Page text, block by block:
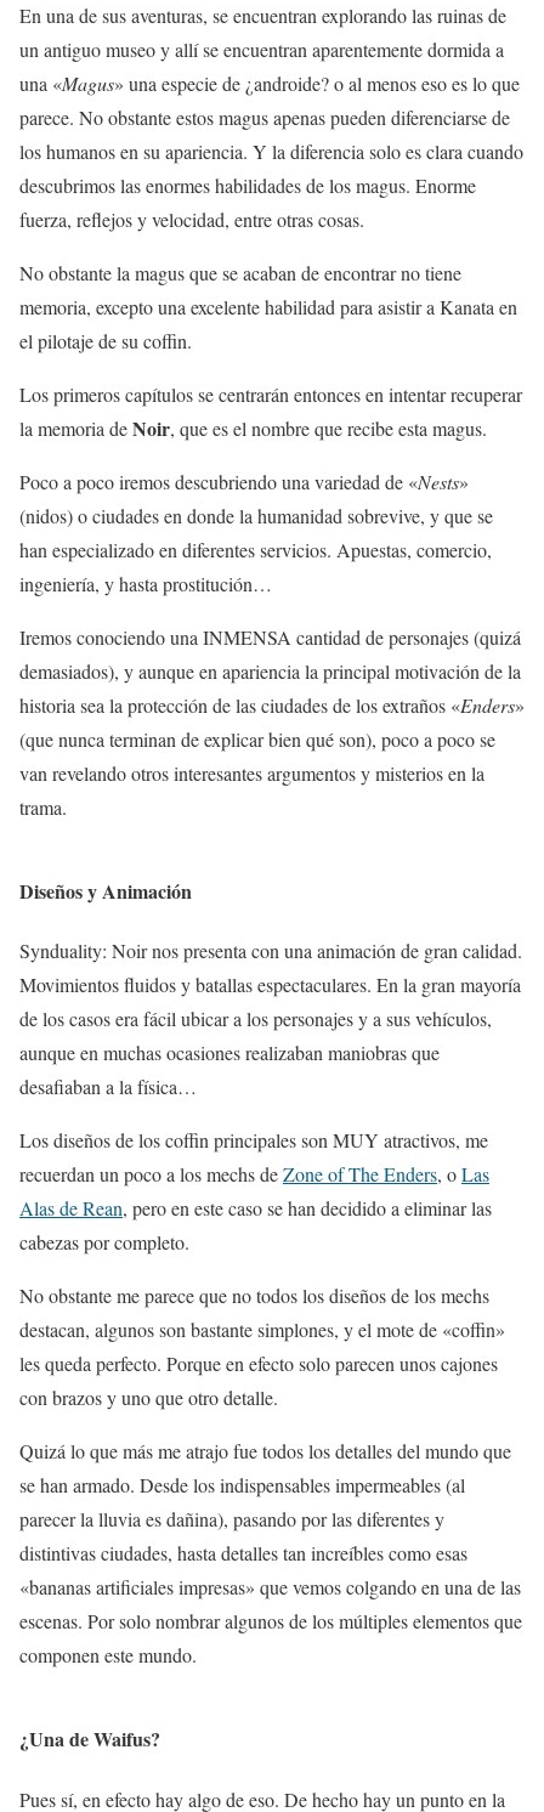
En una de sus aventuras, se encuentran explorando las ruinas de
un antiguo museo y allí se encuentran aparentemente dormida a
una «Magus» una especie de ¿androide? o al menos eso es lo que
parece. No obstante estos magus apenas pueden diferenciarse de
los humanos en su apariencia. Y la diferencia solo es clara cuando
descubrimos las enormes habilidades de los magus. Enorme
fuerza, reflejos y velocidad, entre otras cosas.
No obstante la magus que se acaban de encontrar no tiene
memoria, excepto una excelente habilidad para asistir a Kanata en
el pilotaje de su coffin.
Los primeros capítulos se centrarán entonces en intentar recuperar
la memoria deNoir, que es el nombre que recibe esta magus.
Poco a poco iremos descubriendo una variedad de «Nests»
(nidos) o ciudades en donde la humanidad sobrevive, y que se
han especializado en diferentes servicios. Apuestas, comercio,
ingeniería, y hasta prostitución…
Iremos conociendo una INMENSA cantidad de personajes (quizá
demasiados), y aunque en apariencia la principal motivación de la
historia sea la protección de las ciudades de los extraños «Enders»
(que nunca terminan de explicar bien qué son), poco a poco se
van revelando otros interesantes argumentos y misterios en la
trama.
Diseños y Animación
Synduality: Noir nos presenta con una animación de gran calidad.
Movimientos fluidos y batallas espectaculares. En la gran mayoría
de los casos era fácil ubicar a los personajes y a sus vehículos,
aunque en muchas ocasiones realizaban maniobras que
desafiaban a la física…
Los diseños de los coffin principales son MUY atractivos, me
recuerdan un poco a los mechs deZone of The Enders, oLas
Alas de Rean, pero en este caso se han decidido a eliminar las
cabezas por completo.
No obstante me parece que no todos los diseños de los mechs
destacan, algunos son bastante simplones, y el mote de «coffin»
les queda perfecto. Porque en efecto solo parecen unos cajones
con brazos y uno que otro detalle.
Quizá lo que más me atrajo fue todos los detalles del mundo que
se han armado. Desde los indispensables impermeables (al
parecer la lluvia es dañina), pasando por las diferentes y
distintivas ciudades, hasta detalles tan increíbles como esas
«bananas artificiales impresas» que vemos colgando en una de las
escenas. Por solo nombrar algunos de los múltiples elementos que
componen este mundo.
¿Una de Waifus?
Pues sí, en efecto hay algo de eso. De hecho hay un punto en la